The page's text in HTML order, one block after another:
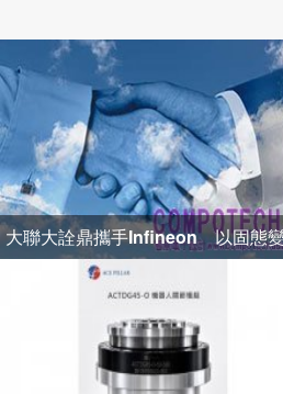
大聯大詮鼎攜手Infineon 以固態
器打造高效配電新架構